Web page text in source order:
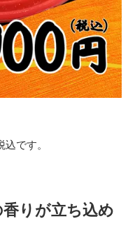
です。
りが立ち込め